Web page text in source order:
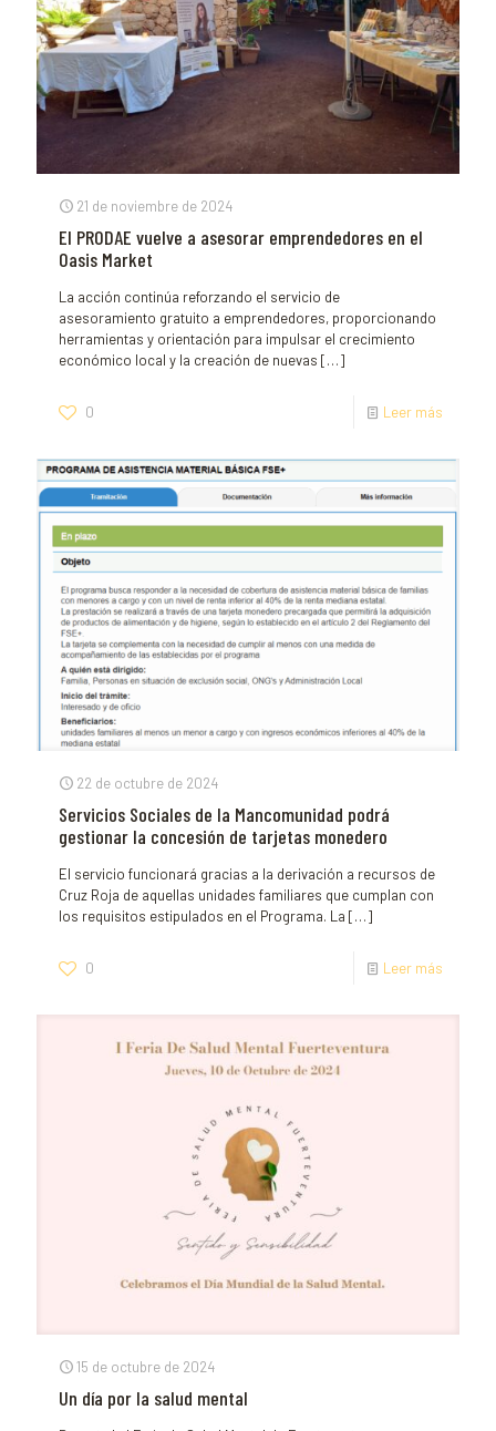
21 de noviembre de 2024
El PRODAE vuelve a asesorar emprendedores en el
Oasis Market
La acción continúa reforzando el servicio de
asesoramiento gratuito a emprendedores, proporcionando
herramientas y orientación para impulsar el crecimiento
económico local y la creación de nuevas […]
0 Leer más
22 de octubre de 2024
Servicios Sociales de la Mancomunidad podrá
gestionar la concesión de tarjetas monedero
El servicio funcionará gracias a la derivación a recursos de
Cruz Roja de aquellas unidades familiares que cumplan con
los requisitos estipulados en el Programa. La […]
0 Leer más
15 de octubre de 2024
Un día por la salud mental